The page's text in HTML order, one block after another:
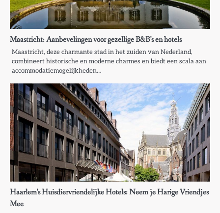
Maastricht: Aanbevelingen voor gezellige B&B’s en hotels
Maastricht, deze charmante stad in het zuiden van Nederland,
combineert historische en moderne charmes en biedt een scala aan
accommodatiemogelijkheden…
Haarlem’s Huisdiervriendelijke Hotels: Neem je Harige Vriendjes
Mee